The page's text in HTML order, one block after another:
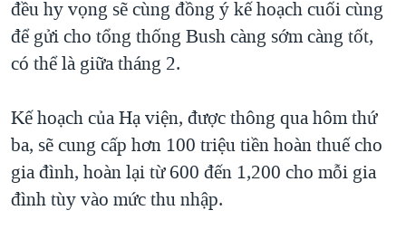
ĐỜI SỐNG
KINH TẾ
SỨC KHOẺ
VĂN HOÁ
THỂ THAO
GIÁO DỤC
MỘT NĂM CHIẾN TRANH TẠI DẢI GAZA
GIẢI MÃ VÀNH ĐAI & CON ĐƯỜNG
TRỊNH VĨNH BÌNH - NGƯỜI HẠ 'BÊN THẮNG CUỘC'
GROUND ZERO – XƯA VÀ NAY
CHI PHÍ CHIẾN TRANH AFGHANISTAN
NGHE
MẠNG XÃ HỘI
Ngôn ngữ khác
đều hy vọng sẽ cùng đồng ý kế hoạch cuối cùng
để gửi cho tổng thống Bush càng sớm càng tốt,
có thể là giữa tháng 2.
Kế hoạch của Hạ viện, được thông qua hôm thứ
ba, sẽ cung cấp hơn 100 triệu tiền hoàn thuế cho
gia đình, hoàn lại từ 600 đến 1,200 cho mỗi gia
đình tùy vào mức thu nhập.